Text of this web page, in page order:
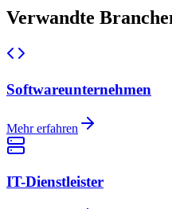
Verwandte
Softwareunternehmen
Mehr erfahren
IT-Dienstleister